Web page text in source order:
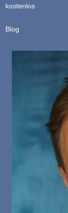
kostenlos
Blog